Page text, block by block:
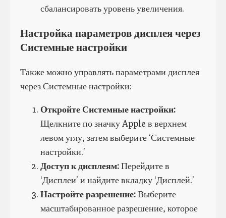
сбалансировать уровень увеличения.
Настройка параметров дисплея через
Системные настройки
Также можно управлять параметрами дисплея
через Системные настройки:
Откройте Системные настройки:
Щелкните по значку Apple в верхнем
левом углу, затем выберите ‘Системные
настройки.’
Доступ к дисплеям:Перейдите в
‘Дисплеи’ и найдите вкладку ‘Дисплей.’
Настройте разрешение:Выберите
масштабированное разрешение, которое